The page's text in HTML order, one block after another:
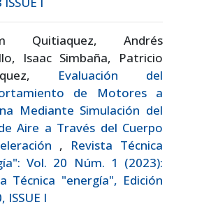
Quitiaquez, Andrés
Isaac Simbaña, Patricio
Evaluación del
de Motores a
Mediante Simulación del
Aire a Través del Cuerpo
, Revista Técnica
Vol. 20 Núm. 1 (2023):
Técnica "energía", Edición
ISSUE I